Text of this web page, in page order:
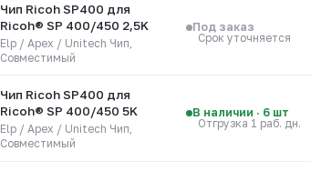
Чип Ricoh SP400 для
Ricoh® SP 400/450 2,5K
Elp / Apex / Unitech Чип,
Совместимый
Под заказ
Срок уточняется
Чип Ricoh SP400 для
Ricoh® SP 400/450 5K
Elp / Apex / Unitech Чип,
Совместимый
В наличии · 6 шт
Отгрузка 1 раб. дн.